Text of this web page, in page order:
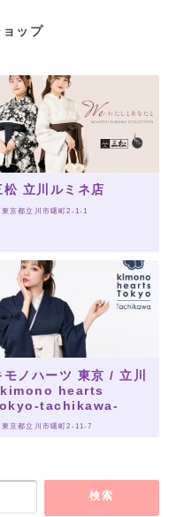
ップ
松 立川ルミネ店
東京都立川市曙町2-1-1
モノハーツ 東京 / 立川
hearts
tachikawa-
東京都立川市曙町2-11-7
検索